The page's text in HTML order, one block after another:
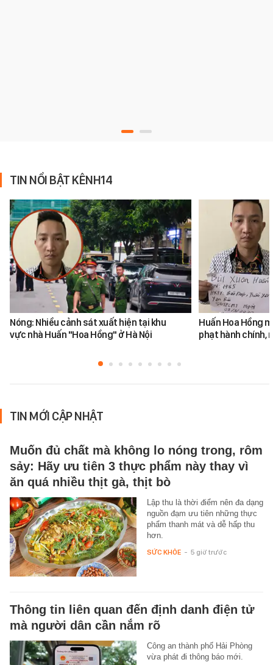
TIN NỔI BẬT KÊNH14
Nóng: Nhiều cảnh sát xuất hiện tại khu
vực nhà Huấn "Hoa Hồng" ở Hà Nội
Huấn Hoa Hồng
phạt hành chính,
TIN MỚI CẬP NHẬT
Muốn đủ chất mà không lo nóng trong, rôm
sảy: Hãy ưu tiên 3 thực phẩm này thay vì
ăn quá nhiều thịt gà, thịt bò
Lập thu là thời điểm nên đa dạng
nguồn đạm ưu tiên những thực
phẩm thanh mát và dễ hấp thu
hơn.
SỨC KHỎE - 5 giờ trước
Thông tin liên quan đến định danh điện tử
mà người dân cần nắm rõ
Công an thành phố Hải Phòng
vừa phát đi thông báo mới.